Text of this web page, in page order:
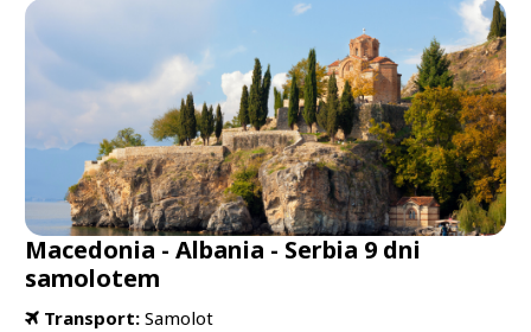
Macedonia - Albania - Serbia 9 dni
samolotem
Transport: Samolot